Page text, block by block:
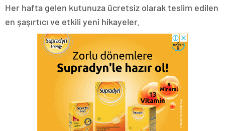
Her hafta gelen kutunuza ücretsiz olarak teslim edilen
en şaşırtıcı ve etkili yeni hikayeler.